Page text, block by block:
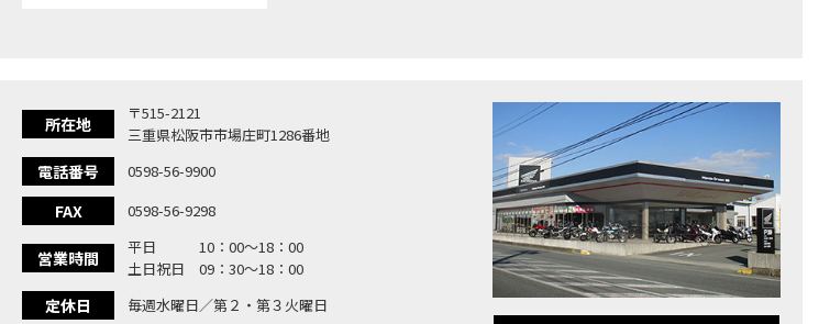
「CB1000R」のヘッドライト等の外観デザインやカラ
「NC750X」大型スポーツモデル NC750X をフルモデル
「CB1300 SUPER FOUR」「CB1300 SUPER BOL D’OR」ならびに「
大型クルーザーモデル「Rebel 1100」を新発売!!
よりスポーティーなイメージを強化『CBR650R』を発表!
Neo Sports Caféシリーズのミドルクラスモデル『
フルモデルチェンジした 新型「PCX」「PCX160」「
国内販売を予定するグローバルモデルがHondaバイク
所在地
〒515-2121
三重県松阪市市場庄町1286番地
電話番号 0598-56-9900
FAX 0598-56-9298
営業時間
平日 10：00〜18：00
土日祝日 09：30〜18：00
定休日 毎週水曜日／第２・第３火曜日